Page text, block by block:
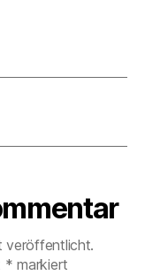
veröffentlicht.
* markiert